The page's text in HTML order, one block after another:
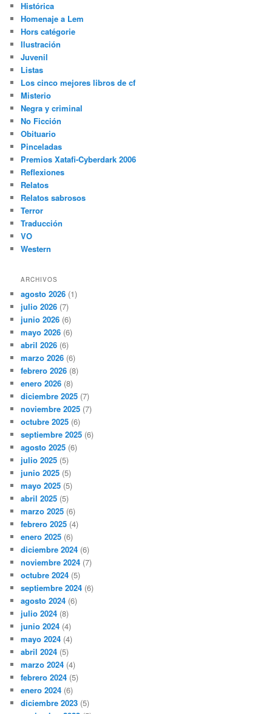
Histórica
Homenaje a Lem
Hors catégorie
Ilustración
Juvenil
Listas
Los cinco mejores libros de cf
Misterio
Negra y criminal
No Ficción
Obituario
Pinceladas
Premios Xatafi-Cyberdark 2006
Reflexiones
Relatos
Relatos sabrosos
Terror
Traducción
VO
Western
ARCHIVOS
agosto 2026 (1)
julio 2026 (7)
junio 2026 (6)
mayo 2026 (6)
abril 2026 (6)
marzo 2026 (6)
febrero 2026 (8)
enero 2026 (8)
diciembre 2025 (7)
noviembre 2025 (7)
octubre 2025 (6)
septiembre 2025 (6)
agosto 2025 (6)
julio 2025 (5)
junio 2025 (5)
mayo 2025 (5)
abril 2025 (5)
marzo 2025 (6)
febrero 2025 (4)
enero 2025 (6)
diciembre 2024 (6)
noviembre 2024 (7)
octubre 2024 (5)
septiembre 2024 (6)
agosto 2024 (6)
julio 2024 (8)
junio 2024 (4)
mayo 2024 (4)
abril 2024 (5)
marzo 2024 (4)
febrero 2024 (5)
enero 2024 (6)
diciembre 2023 (5)